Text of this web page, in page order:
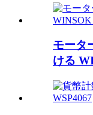
モータ
ける